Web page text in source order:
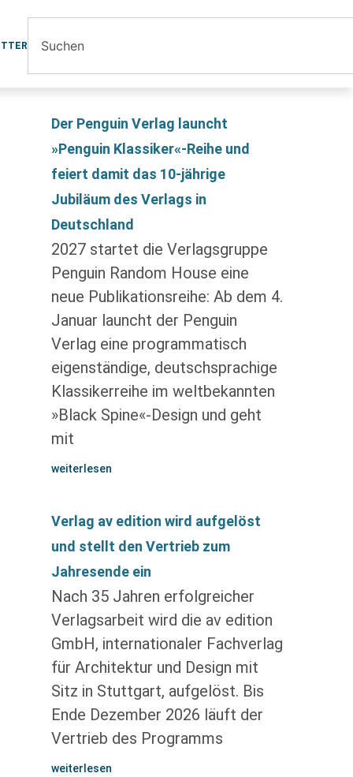
Der Penguin Verlag launcht
»Penguin Klassiker«-Reihe und
feiert damit das 10-jährige
Jubiläum des Verlags in
Deutschland
2027 startet die Verlagsgruppe
Penguin Random House eine
neue Publikationsreihe: Ab dem 4.
Januar launcht der Penguin
Verlag eine programmatisch
eigenständige, deutschsprachige
Klassikerreihe im weltbekannten
»Black Spine«-Design und geht
mit
weiterlesen
Verlag av edition wird aufgelöst
und stellt den Vertrieb zum
Jahresende ein
Nach 35 Jahren erfolgreicher
Verlagsarbeit wird die av edition
GmbH, internationaler Fachverlag
für Architektur und Design mit
Sitz in Stuttgart, aufgelöst. Bis
Ende Dezember 2026 läuft der
Vertrieb des Programms
weiterlesen